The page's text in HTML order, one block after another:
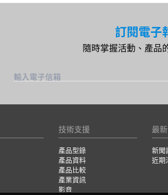
訂閱電子
隨時掌握活動、產品
輸入電子信箱
技術支援
產品型錄
產品資料
產品比較
產業資訊
影音
最
新聞
近期